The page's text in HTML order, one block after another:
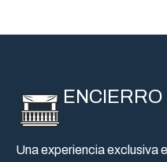
ENCIERRO
Una experiencia exclusiva